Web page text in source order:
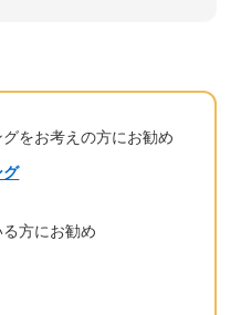
をお考えの方にお勧め
グ
方にお勧め